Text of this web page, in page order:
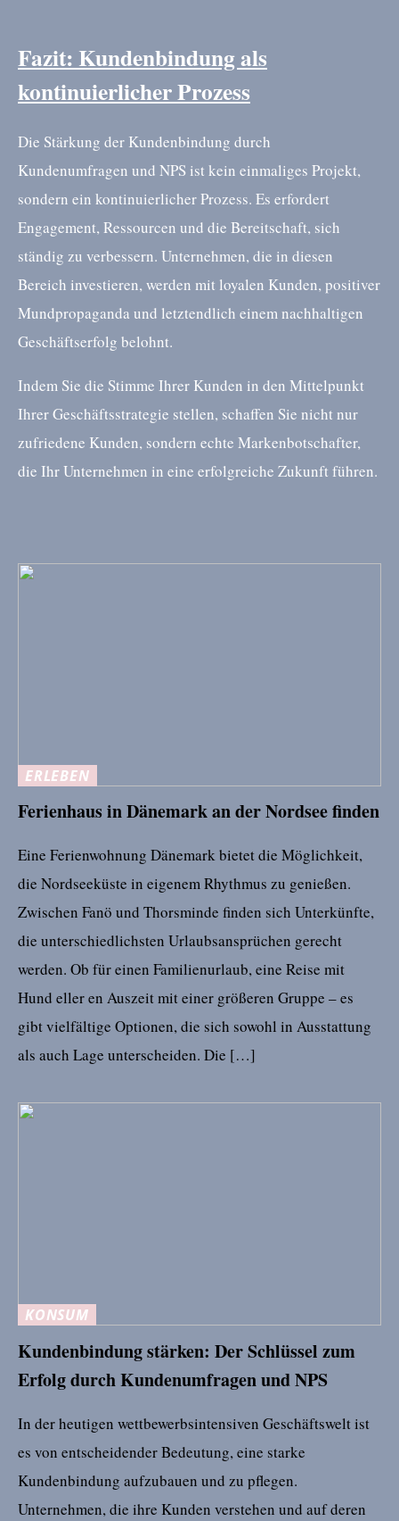
Fazit: Kundenbindung als
kontinuierlicher Prozess
Die Stärkung der Kundenbindung durch
Kundenumfragen und NPS ist kein einmaliges Projekt,
sondern ein kontinuierlicher Prozess. Es erfordert
Engagement, Ressourcen und die Bereitschaft, sich
ständig zu verbessern. Unternehmen, die in diesen
Bereich investieren, werden mit loyalen Kunden, positiver
Mundpropaganda und letztendlich einem nachhaltigen
Geschäftserfolg belohnt.
Indem Sie die Stimme Ihrer Kunden in den Mittelpunkt
Ihrer Geschäftsstrategie stellen, schaffen Sie nicht nur
zufriedene Kunden, sondern echte Markenbotschafter,
die Ihr Unternehmen in eine erfolgreiche Zukunft führen.
ERLEBEN
Ferienhaus in Dänemark an der Nordsee finden
Eine Ferienwohnung Dänemark bietet die Möglichkeit,
die Nordseeküste in eigenem Rhythmus zu genießen.
Zwischen Fanö und Thorsminde finden sich Unterkünfte,
die unterschiedlichsten Urlaubsansprüchen gerecht
werden. Ob für einen Familienurlaub, eine Reise mit
Hund eller en Auszeit mit einer größeren Gruppe – es
gibt vielfältige Optionen, die sich sowohl in Ausstattung
als auch Lage unterscheiden. Die […]
KONSUM
Kundenbindung stärken: Der Schlüssel zum
Erfolg durch Kundenumfragen und NPS
In der heutigen wettbewerbsintensiven Geschäftswelt ist
es von entscheidender Bedeutung, eine starke
Kundenbindung aufzubauen und zu pflegen.
Unternehmen, die ihre Kunden verstehen und auf deren